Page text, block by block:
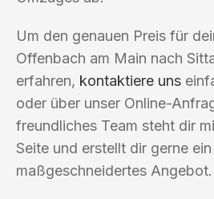
Um den genauen Preis für
Offenbach am Main nach
erfahren, kontaktiere uns
oder über unser Online-
freundliches Team steht dir
Seite und erstellt dir gerne ein
maßgeschneidertes Angebot.